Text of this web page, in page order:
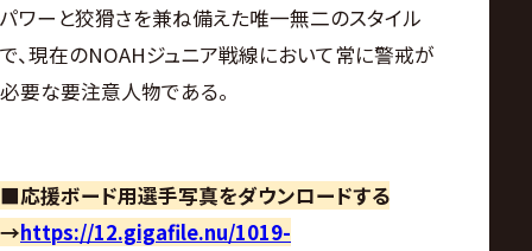
パワーと狡猾さを兼ね備えた唯一無二のスタイル
で、現在のNOAHジュニア戦線において常に警戒が
必要な要注意人物である。
■応援ボード用選手写真をダウンロードする
→https://12.gigafile.nu/1019-